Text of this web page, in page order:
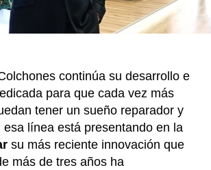
continúa su desarrollo e
para que cada vez más
tener un sueño reparador y
esa línea está presentando en la
su más reciente innovación que
más de tres años ha